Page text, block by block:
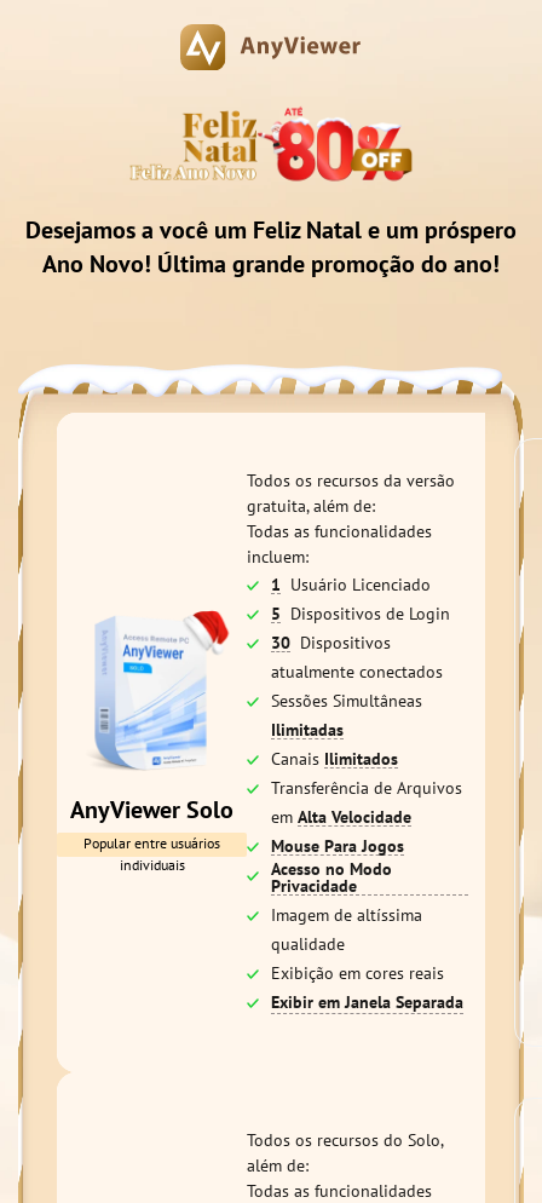
Desejamos a você um Feliz Natal e um próspero
Ano Novo! Última grande promoção do ano!
AnyViewer Solo
Popular entre usuários
individuais
Todos os recursos da versão
gratuita, além de:
Todas as funcionalidades
incluem:
1 Usuário Licenciado
5 Dispositivos de Login
30 Dispositivos
atualmente conectados
Sessões Simultâneas
Ilimitadas
Canais Ilimitados
Transferência de Arquivos
emAlta Velocidade
Mouse Para Jogos
Acesso no Modo
Privacidade
Imagem de altíssima
qualidade
Exibição em cores reais
Exibir em Janela Separada
Todos os recursos do Solo,
além de:
Todas as funcionalidades